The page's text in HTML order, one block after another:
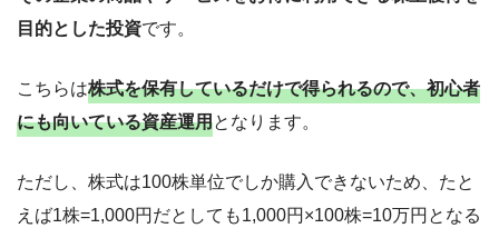
目的とした投資です。
こちらは株式を保有しているだけで得られるので、初心者
にも向いている資産運用となります。
ただし、株式は100株単位でしか購入できないため、たと
えば1株=1,000円だとしても1,000円×100株=10万円となる